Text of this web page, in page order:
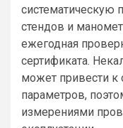
систематическую
стендов и
ежегодная
сертификата.
может привести к
параметров,
измерениями